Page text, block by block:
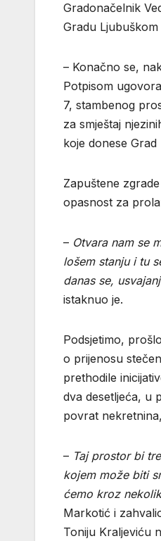
Gradonačelnik
Gradu
– Konačno se,
Potpisom
7, stambenog
za smještaj
koje donese
Zapuštene
opasnost za
– Otvara nam se
lošem stanju i tu
danas se,
istaknuo je.
Podsjetimo,
o prijenosu
prethodile
dva desetljeća, u
povrat
– Taj prostor bi
kojem može biti
ćemo kroz
Markotić i
Toniju Kraljeviću